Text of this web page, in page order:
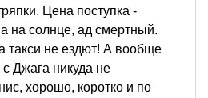
Цена поступка -
на солнце, ад смертный.
такси не ездют! А вообще
Джага никуда не
хорошо, коротко и по